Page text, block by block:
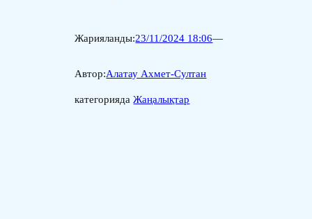
Жарияланды:23/11/2024 18:06—
Автор:Алатау Ахмет-Султан
категориядаЖаңалықтар